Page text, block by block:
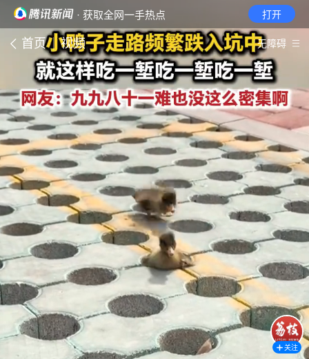
· 获取全网一手热点 打开
首页 视频 无障碍
关注